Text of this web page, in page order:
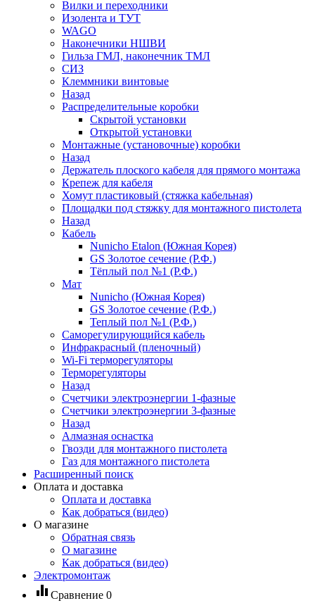
Вилки и переходники
Изолента и ТУТ
WAGO
Наконечники НШВИ
Гильза ГМЛ, наконечник ТМЛ
СИЗ
Клеммники винтовые
Назад
Распределительные коробки
Скрытой установки
Открытой установки
Монтажные (установочные) коробки
Назад
Держатель плоского кабеля для прямого монтажа
Крепеж для кабеля
Хомут пластиковый (стяжка кабельная)
Площадки под стяжку для монтажного пистолета
Назад
Кабель
Nunicho Etalon (Южная Корея)
GS Золотое сечение (Р.Ф.)
Тёплый пол №1 (Р.Ф.)
Мат
Nunicho (Южная Корея)
GS Золотое сечение (Р.Ф.)
Теплый пол №1 (Р.Ф.)
Саморегулирующийся кабель
Инфракрасный (пленочный)
Wi-Fi терморегуляторы
Терморегуляторы
Назад
Счетчики электроэнергии 1-фазные
Счетчики электроэнергии 3-фазные
Назад
Алмазная оснастка
Гвозди для монтажного пистолета
Газ для монтажного пистолета
Расширенный поиск
Оплата и доставка
Оплата и доставка
Как добраться (видео)
О магазине
Обратная связь
О магазине
Как добраться (видео)
Электромонтаж
equalizer Сравнение 0